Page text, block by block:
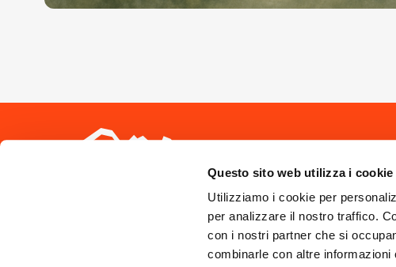
Questo sito web utilizza i cookie
Utilizziamo i cookie per
per analizzare il nostro traffico.
con i nostri partner che si
combinarle con altre
Seguici sui social